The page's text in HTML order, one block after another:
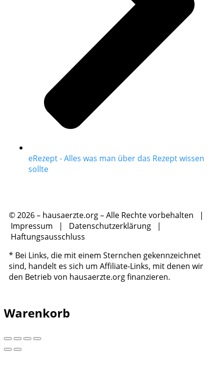
eRezept - Alles was man über das Rezept wissen
sollte
© 2026 – hausaerzte.org – Alle Rechte vorbehalten |
Impressum | Datenschutzerklärung |
Haftungsausschluss
* Bei Links, die mit einem Sternchen gekennzeichnet
sind, handelt es sich um Affiliate-Links, mit denen wir
den Betrieb von hausaerzte.org finanzieren.
Warenkorb